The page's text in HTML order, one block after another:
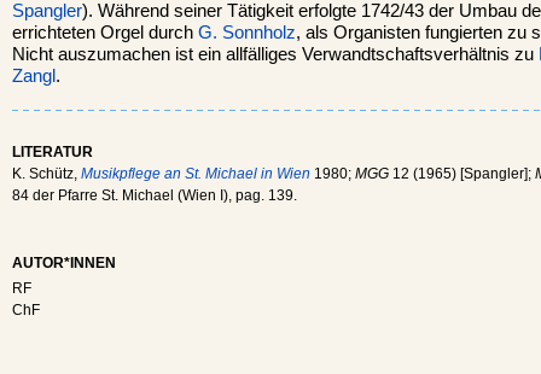
Spangler). Während seiner Tätigkeit erfolgte 1742/43 der Umbau
errichteten Orgel durch G. Sonnholz, als Organisten fungierten zu
Nicht auszumachen ist ein allfälliges Verwandtschaftsverhältnis zu
Zangl .
LITERATUR
K. Schütz, Musikpflege an St. Michael in Wien 1980; MGG 12 (1965) [Spangler];
84 der Pfarre St. Michael (Wien I), pag. 139.
AUTOR*INNEN
RF
ChF